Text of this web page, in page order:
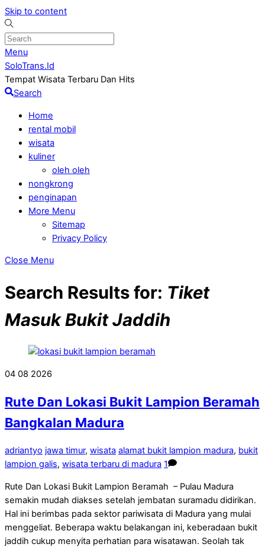
Skip to content
Menu
SoloTrans.Id
Tempat Wisata Terbaru Dan Hits
Search
Home
rental mobil
wisata
kuliner
oleh oleh
nongkrong
penginapan
More Menu
Sitemap
Privacy Policy
Close Menu
Search Results for: Tiket
Masuk Bukit Jaddih
04 08 2026
Rute Dan Lokasi Bukit Lampion Beramah
Bangkalan Madura
adriantyo jawa timur, wisata alamat bukit lampion madura, bukit
lampion galis, wisata terbaru di madura 1
Rute Dan Lokasi Bukit Lampion Beramah – Pulau Madura
semakin mudah diakses setelah jembatan suramadu didirikan.
Hal ini berimbas pada sektor pariwisata di Madura yang mulai
menggeliat. Beberapa waktu belakangan ini, keberadaan bukit
jaddih cukup menyita perhatian para wisatawan. Seolah tak